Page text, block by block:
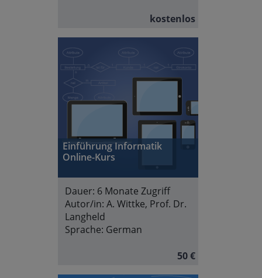
kostenlos
Einführung Informatik
Online-Kurs
Dauer: 6 Monate Zugriff
Autor/in: A. Wittke, Prof. Dr.
Langheld
Sprache: German
50 €